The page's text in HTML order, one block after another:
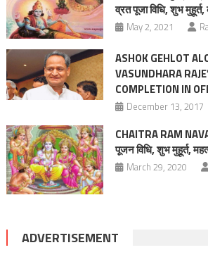
व्रत पूजा विधि, शुभ
May 2, 2021
ASHOK GEHLOT
VASUNDHARA
COMPLETION IN
December 13, 2017
CHAITRA RAM
पूजन विधि, शुभ मुहूर्त,
March 29, 2020
ADVERTISEMENT